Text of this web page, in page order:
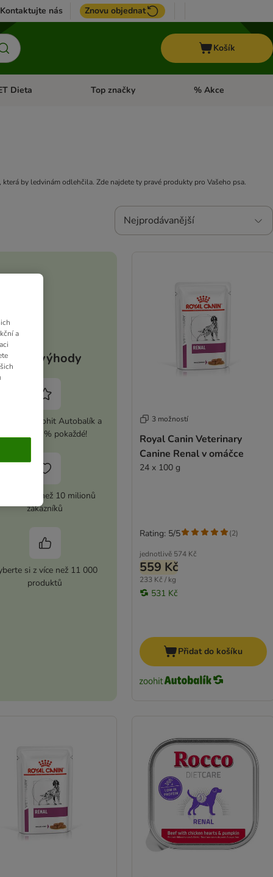
Kontaktujte nás Znovu objednat
Košík
Koně
Dieta Otevřít menu: + VET Dieta
Top značky Otevřít menu: Top
% Akce
by ledvinám odlehčila. Zde najdete ty pravé produkty pro Vašeho psa.
Nejprodávanější
Vaše výhody
si zoohit Autobalík a
ušetřete 5 % pokaždé!
více než 10 milionů
zákazníků
si z více než 11 000
produktů
3 možností
Royal Canin Veterinary
Canine Renal v omáčce
24 x 100 g
jednotlivě 574 Kč
559 Kč
233 Kč / kg
531 Kč
Rating: 5/5 (2)
Přidat do košíku
a